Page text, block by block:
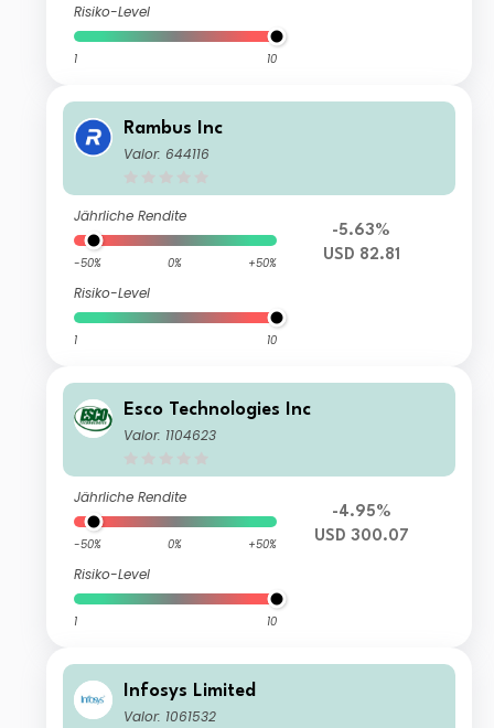
Risiko-Level
1 10
Rambus Inc
Valor: 644116
Jährliche Rendite
-50% 0% +50%
Risiko-Level
1 10
-5.63%
USD 82.81
Esco Technologies Inc
Valor: 1104623
Jährliche Rendite
-50% 0% +50%
Risiko-Level
1 10
-4.95%
USD 300.07
Infosys Limited
Valor: 1061532